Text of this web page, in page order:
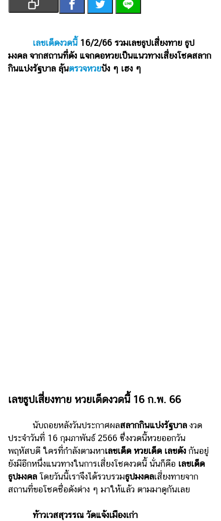
การ
บันเทิง
รูปภาพ
ช้อป
รถยนต์
บ้าน
และ
การ
เลขเด็ดงวดนี้16/2/66 รวมเลขธูปเสี่ยงทาย ธูป
มงคล จากสถานที่ดัง แจกคอหวยเป็นแนวทางเสี่ยงโชคสลาก
กินแบ่งรัฐบาล ลุ้นตรวจหวยปัง ๆ เฮง ๆ
เลขธูปเสี่ยงทาย หวยเด็ดงวดนี้ 16 ก.พ. 66
นับถอยหลังวันประกาศผลสลากกินแบ่งรัฐบาล งวด
ประจำวันที่ 16 กุมภาพันธ์ 2566 ซึ่งงวดนี้หวยออกวัน
พฤหัสบดี ใครที่กำลังตามหาเลขเด็ด หวยเด็ด เลขดัง กันอยู่
ยังมีอีกหนึ่งแนวทางในการเสี่ยงโชคงวดนี้ นั่นก็คือ เลขเด็ด
ธูปมงคล โดยวันนี้เราจึงได้รวบรวมธูปมงคลเสี่ยงทายจาก
สถานที่ขอโชคชื่อดังต่าง ๆ มาให้แล้ว ตามมาดูกันเลย
ท้าวเวสสุวรรณ วัดแจ้งเมืองเก่า